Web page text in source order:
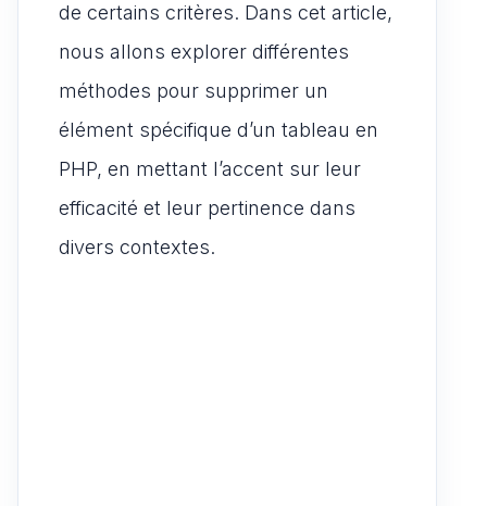
de certains critères. Dans cet article,
nous allons explorer différentes
méthodes pour supprimer un
élément spécifique d’un tableau en
PHP, en mettant l’accent sur leur
efficacité et leur pertinence dans
divers contextes.